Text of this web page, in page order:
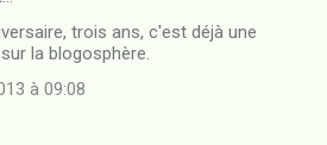
trois ans, c'est déjà une
la blogosphère.
à 09:08